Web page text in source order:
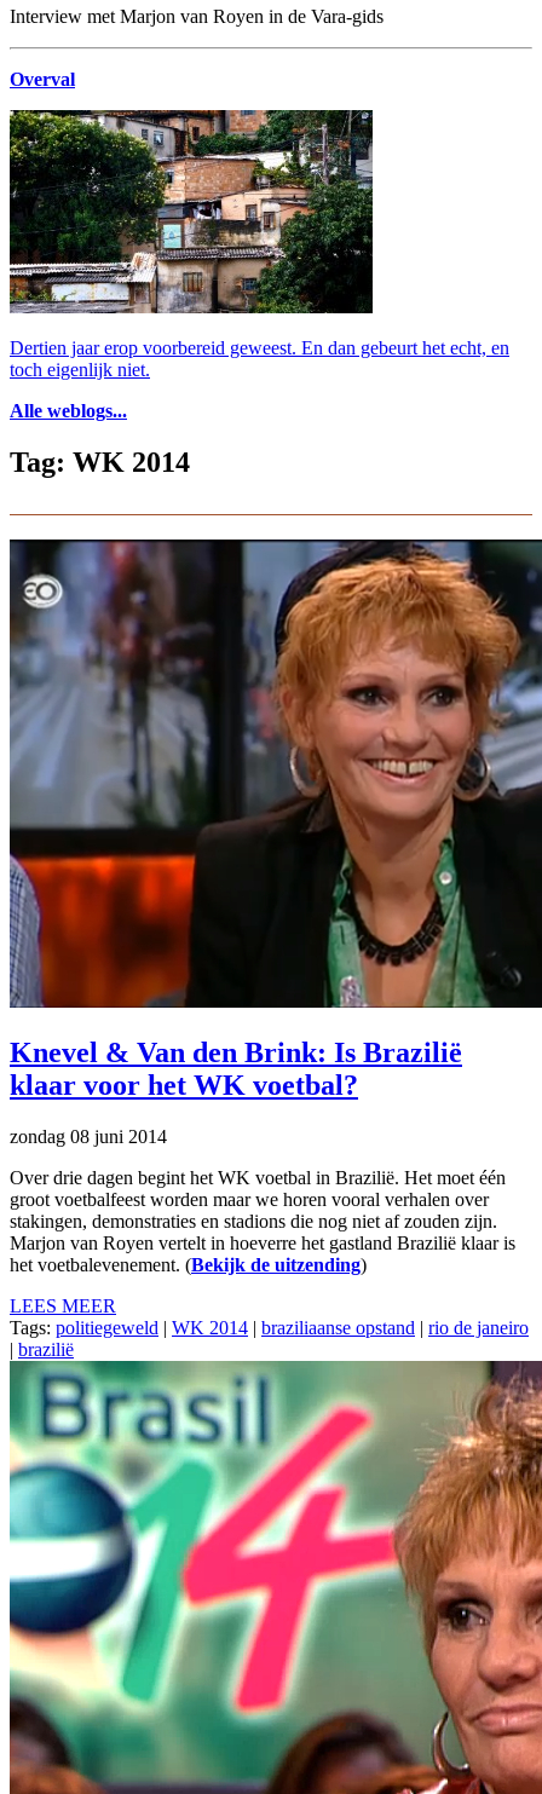
Interview met Marjon van Royen in de Vara-gids
Overval
Dertien jaar erop voorbereid geweest. En dan gebeurt het echt, en
toch eigenlijk niet.
Alle weblogs...
Tag: WK 2014
Knevel & Van den Brink: Is Brazilië
klaar voor het WK voetbal?
zondag 08 juni 2014
Over drie dagen begint het WK voetbal in Brazilië. Het moet één
groot voetbalfeest worden maar we horen vooral verhalen over
stakingen, demonstraties en stadions die nog niet af zouden zijn.
Marjon van Royen vertelt in hoeverre het gastland Brazilië klaar is
het voetbalevenement. (Bekijk de uitzending)
LEES MEER
Tags: politiegeweld | WK 2014 | braziliaanse opstand | rio de janeiro
| brazilië